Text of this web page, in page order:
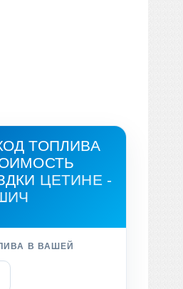
ТОПЛИВА
ЦЕТИНЕ -
В ВАШЕЙ